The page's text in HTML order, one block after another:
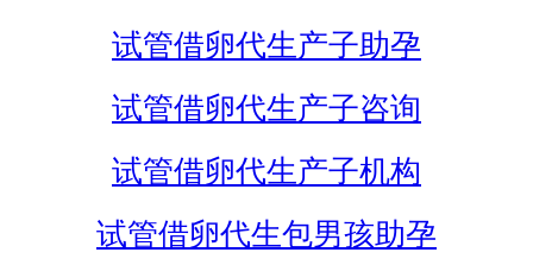
试管借卵代生产子助孕
试管借卵代生产子咨询
试管借卵代生产子机构
试管借卵代生包男孩助孕